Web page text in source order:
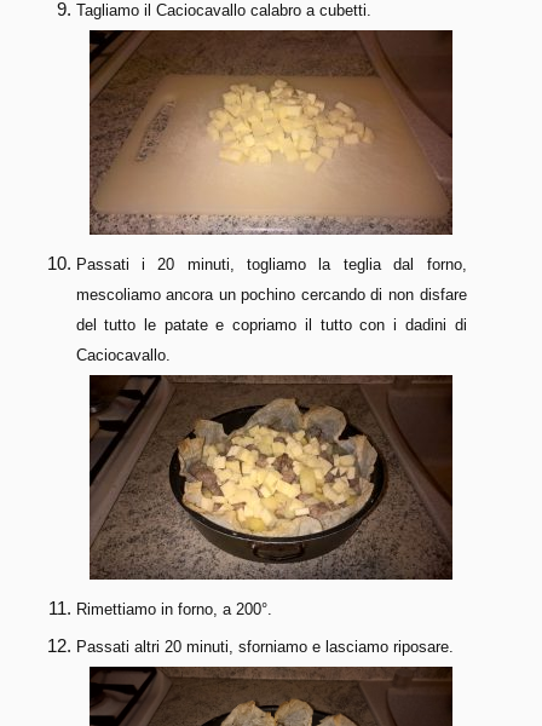
Tagliamo il Caciocavallo calabro a cubetti.
Passati i 20 minuti, togliamo la teglia dal forno,
mescoliamo ancora un pochino cercando di non disfare
del tutto le patate e copriamo il tutto con i dadini di
Caciocavallo.
Rimettiamo in forno, a 200°.
Passati altri 20 minuti, sforniamo e lasciamo riposare.